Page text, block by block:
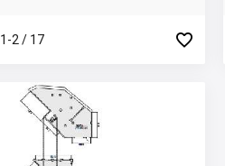
2 / 17 